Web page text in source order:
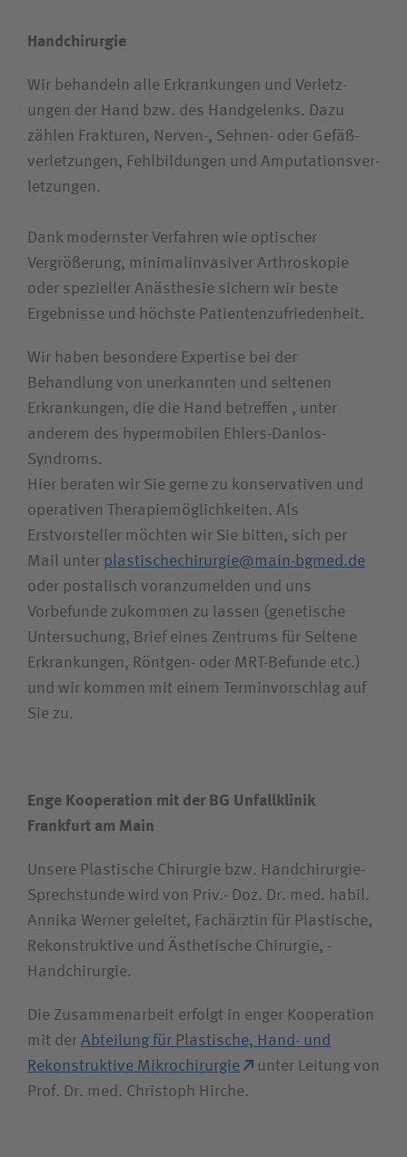
Handchirurgie
Wir behandeln alle Erkrank­ungen und Verletz­
ungen der Hand bzw. des Hand­gelenks. Dazu
zählen Frakturen, Nerven-, Sehnen- oder Gefäß­
verletzungen, Fehl­bildungen und Amputations­­ver­
letzungen.
Dank modernster Verfahren wie optischer
Vergrößerung, minimalinvasiver Arthroskopie
oder spezieller Anästhesie sichern wir beste
Ergebnisse und höchste Patientenzufriedenheit.
Wir haben besondere Expertise bei der
Behandlung von unerkannten und seltenen
Erkrankungen, die die Hand betreffen , unter
anderem des hypermobilen Ehlers-Danlos-
Syndroms.
Hier beraten wir Sie gerne zu konservativen und
operativen Therapiemöglichkeiten. Als
Erstvorsteller möchten wir Sie bitten, sich per
Mail unter plastischechirurgie@main-bgmed.de
oder postalisch voranzumelden und uns
Vorbefunde zukommen zu lassen (genetische
Untersuchung, Brief eines Zentrums für Seltene
Erkrankungen, Röntgen- oder MRT-Befunde etc.)
und wir kommen mit einem Terminvorschlag auf
Sie zu.
Enge Kooperation mit der BG Unfallklinik
Frankfurt am Main
Unsere Plastische Chirurgie bzw. Handchirurgie-
Sprechstunde wird von Priv.- Doz. Dr. med. habil.
Annika Werner geleitet, Fachärztin für Plastische,
Rekonstruktive und Ästhetische Chirurgie, ​​​​​​-
Handchirurgie.
Die Zusammenarbeit erfolgt in enger Kooperation
mit der Abteilung für Plastische, Hand- und
Rekonstruktive Mikrochirurgie
unter Leitung von
Prof. Dr. med. Christoph Hirche.